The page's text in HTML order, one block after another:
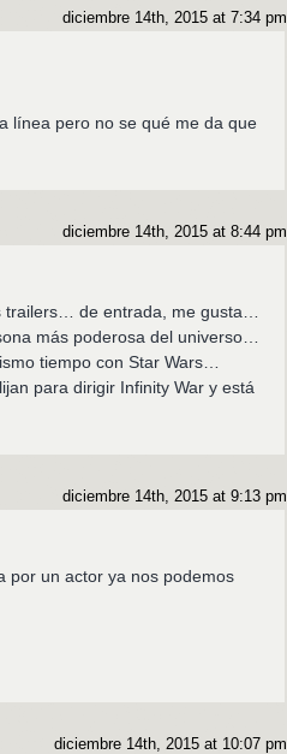
diciembre 14th, 2015 at 7:34 pm
línea pero no se qué me da que
diciembre 14th, 2015 at 8:44 pm
trailers… de entrada, me gusta…
más poderosa del universo…
tiempo con Star Wars…
para dirigir Infinity War y está
diciembre 14th, 2015 at 9:13 pm
por un actor ya nos podemos
diciembre 14th, 2015 at 10:07 pm